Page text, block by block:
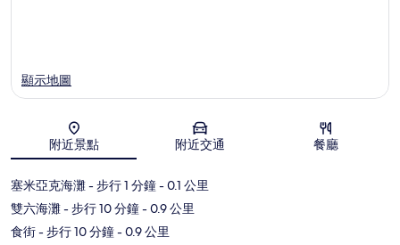
地圖
顯示地圖
附近景點 附近交通 餐廳
塞米亞克海灘- 步行 1 分鐘- 0.1 公里
雙六海灘- 步行 10 分鐘- 0.9 公里
食街- 步行 10 分鐘- 0.9 公里